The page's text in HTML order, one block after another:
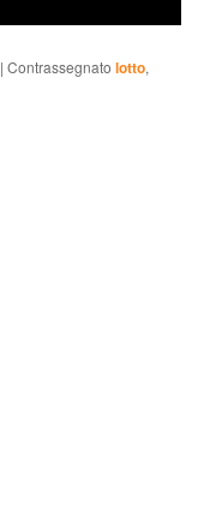
|Contrassegnato lotto,